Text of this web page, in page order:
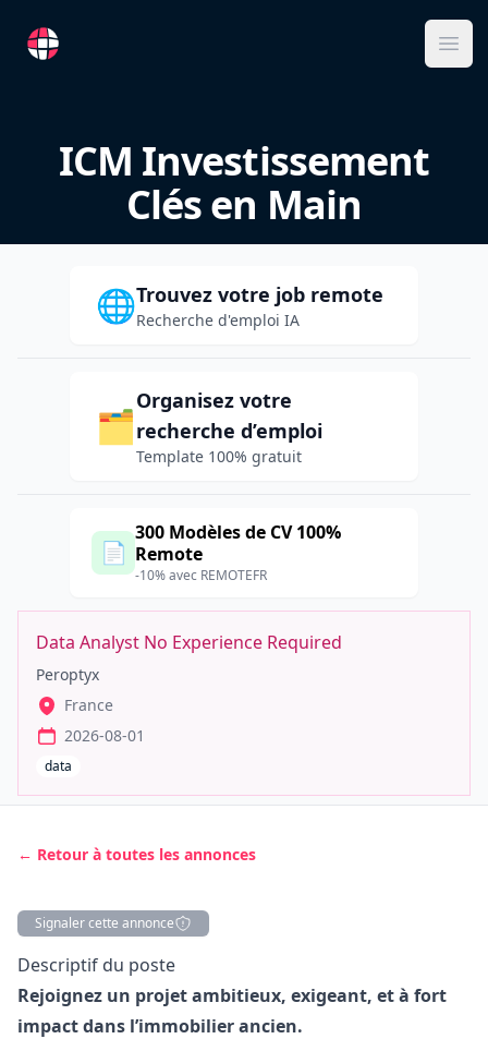
RemoteFR
ICM Investissement
Clés en Main
🌐Trouvez votre job remote
Recherche d'emploi IA
🗂️
Organisez votre
recherche d’emploi
Template 100% gratuit
📄
300 Modèles de CV 100%
Remote
-10% avec REMOTEFR
Data Analyst No Experience Required
Peroptyx
France
2026-08-01
data
← Retour à toutes les annonces
Signaler cette annonce
Description
Descriptif du poste
Rejoignez un projet ambitieux, exigeant, et à fort
impact dans l’immobilier ancien.